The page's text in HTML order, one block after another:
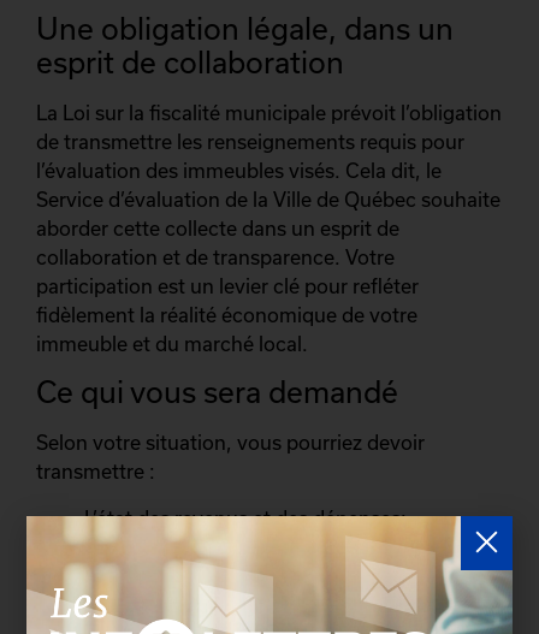
Une obligation légale, dans un
esprit de collaboration
La Loi sur la fiscalité municipale prévoit l’obligation
de transmettre les renseignements requis pour
l’évaluation des immeubles visés. Cela dit, le
Service d’évaluation de la Ville de Québec souhaite
aborder cette collecte dans un esprit de
collaboration et de transparence. Votre
participation est un levier clé pour refléter
fidèlement la réalité économique de votre
immeuble et du marché local.
Ce qui vous sera demandé
Selon votre situation, vous pourriez devoir
transmettre :
L’état des revenus et des dépenses;
Une liste des loyers et des occupants;
Des informations sur l’état du bâtiment ou
des événements majeurs récents;